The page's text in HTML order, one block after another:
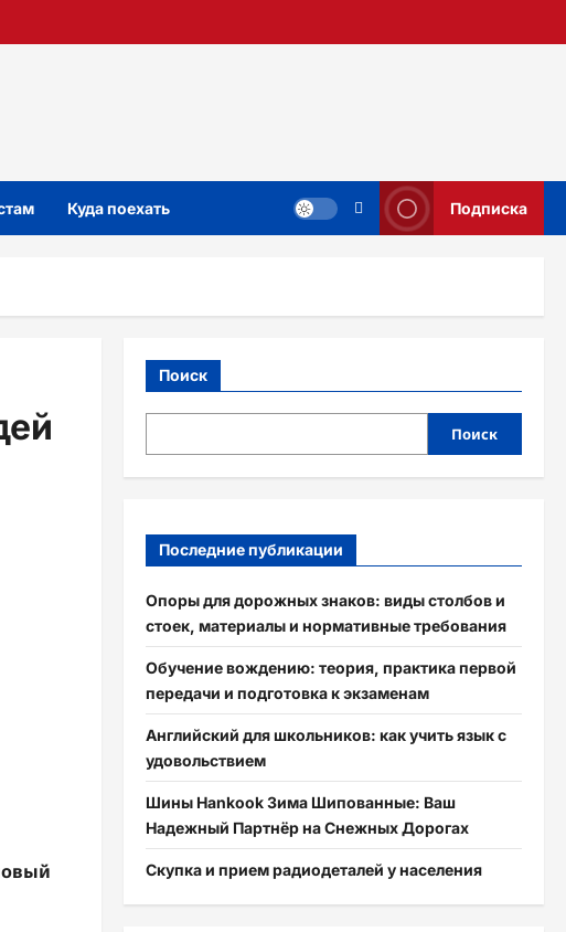
Куда поехать Подписка
Поиск
Поиск
Последние публикации
Опоры для дорожных знаков: виды столбов и
стоек, материалы и нормативные требования
Обучение вождению: теория, практика первой
передачи и подготовка к экзаменам
Английский для школьников: как учить язык с
удовольствием
Шины Hankook Зима Шипованные: Ваш
Надежный Партнёр на Снежных Дорогах
Скупка и прием радиодеталей у населения